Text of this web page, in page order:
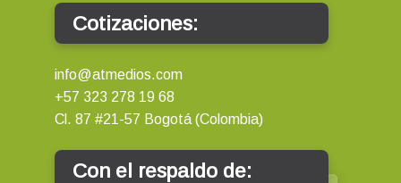
Cotizaciones:
info@atmedios.com
+57 323 278 19 68
Cl. 87 #21-57 Bogotá (Colombia)
Con el respaldo de: